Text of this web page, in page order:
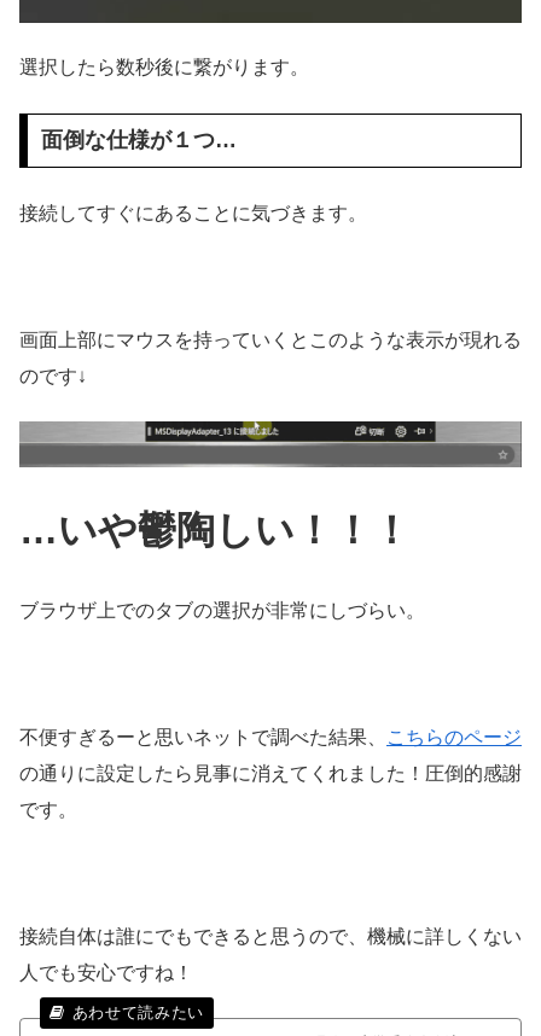
選択したら数秒後に繋がります。
面倒な仕様が１つ…
接続してすぐにあることに気づきます。
画面上部にマウスを持っていくとこのような表示が現れる
のです↓
…いや鬱陶しい！！！
ブラウザ上でのタブの選択が非常にしづらい。
不便すぎるーと思いネットで調べた結果、
こちらのページ
の通りに設定したら見事に消えてくれました！圧倒的感謝
です。
接続自体は誰にでもできると思うので、機械に詳しくない
人でも安心ですね！